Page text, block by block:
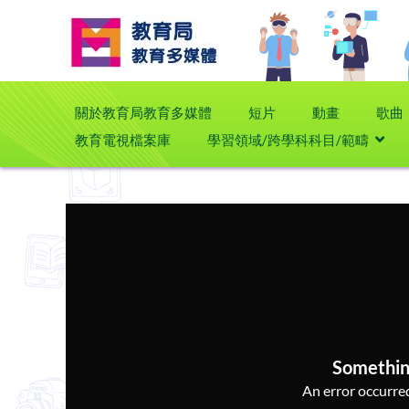
關於教育局教育多媒體 短片 動畫
歌曲
教育電視檔案庫
學習領域/跨學科科目/範疇
An error